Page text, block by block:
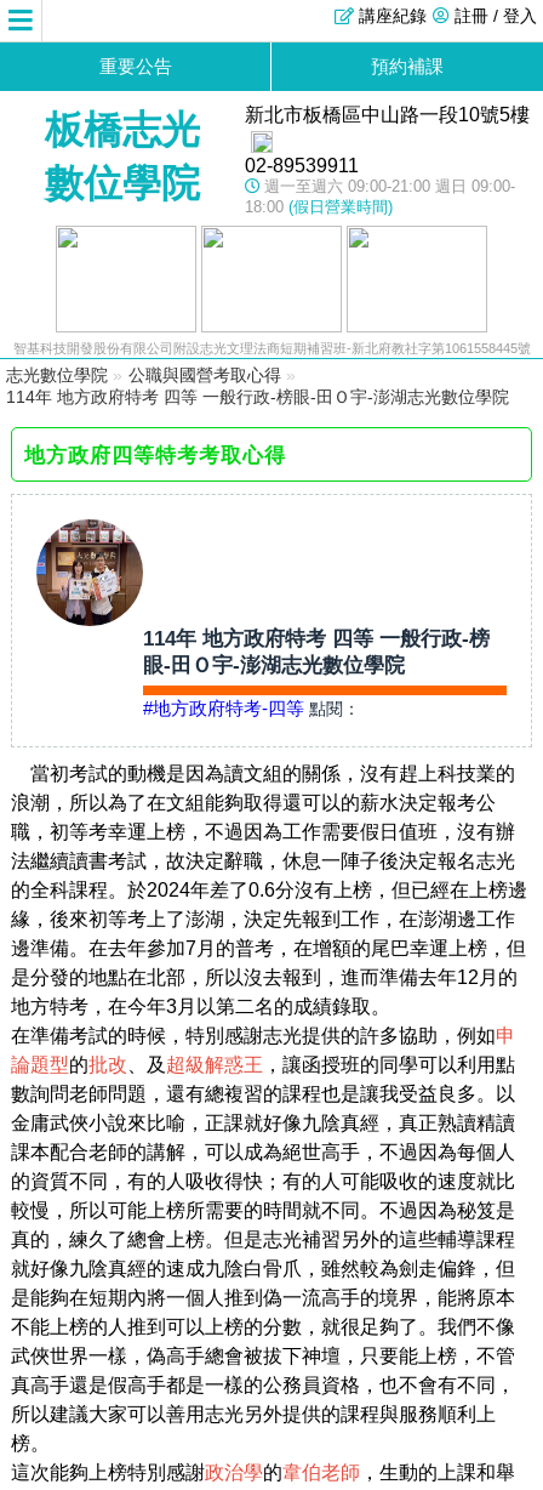
註冊 / 登入
講座紀錄
重要公告 預約補課
板橋志光
數位學院
新北市板橋區中山路一段10號5樓
02-89539911
週一至週六 09:00-21:00 週日 09:00-
18:00 (假日營業時間)
智基科技開發股份有限公司附設志光文理法商短期補習班-新北府教社字第1061558445號
志光數位學院 » 公職與國營考取心得 »
114年 地方政府特考 四等 一般行政-榜眼-田Ｏ宇-澎湖志光數位學院
地方政府四等特考考取心得
114年 地方政府特考 四等 一般行政-榜
眼-田Ｏ宇-澎湖志光數位學院
#地方政府特考-四等 點閱：
當初考試的動機是因為讀文組的關係，沒有趕上科技業的
浪潮，所以為了在文組能夠取得還可以的薪水決定報考公
職，初等考幸運上榜，不過因為工作需要假日值班，沒有辦
法繼續讀書考試，故決定辭職，休息一陣子後決定報名志光
的全科課程。於2024年差了0.6分沒有上榜，但已經在上榜邊
緣，後來初等考上了澎湖，決定先報到工作，在澎湖邊工作
邊準備。在去年參加7月的普考，在增額的尾巴幸運上榜，但
是分發的地點在北部，所以沒去報到，進而準備去年12月的
地方特考，在今年3月以第二名的成績錄取。
在準備考試的時候，特別感謝志光提供的許多協助，例如申
論題型的批改 、及 超級解惑王 ，讓函授班的同學可以利用點
數詢問老師問題，還有總複習的課程也是讓我受益良多。以
金庸武俠小說來比喻，正課就好像九陰真經，真正熟讀精讀
課本配合老師的講解，可以成為絕世高手，不過因為每個人
的資質不同，有的人吸收得快；有的人可能吸收的速度就比
較慢，所以可能上榜所需要的時間就不同。不過因為秘笈是
真的，練久了總會上榜。但是志光補習另外的這些輔導課程
就好像九陰真經的速成九陰白骨爪，雖然較為劍走偏鋒，但
是能夠在短期內將一個人推到偽一流高手的境界，能將原本
不能上榜的人推到可以上榜的分數，就很足夠了。我們不像
武俠世界一樣，偽高手總會被拔下神壇，只要能上榜，不管
真高手還是假高手都是一樣的公務員資格，也不會有不同，
所以建議大家可以善用志光另外提供的課程與服務順利上
榜。
這次能夠上榜特別感謝政治學的韋伯老師 ，生動的上課和舉